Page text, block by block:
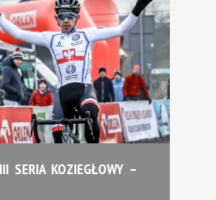
SERIA KOZIEGŁOWY –